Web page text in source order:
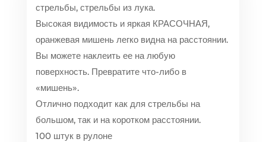
стрельбы, стрельбы из лука.
Высокая видимость и яркая КРАСОЧНАЯ,
оранжевая мишень легко видна на расстоянии.
Вы можете наклеить ее на любую
поверхность. Превратите что-либо в
«мишень».
Отлично подходит как для стрельбы на
большом, так и на коротком расстоянии.
100 штук в рулоне